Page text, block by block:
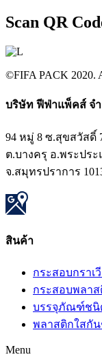
Scan QR
©FIFA PACK 2020.
บริษัท ฟีฟ่าแพ็คส์ จ
94 หมู่ 8 ซ.สุขสวัสดิ์
ต.บางครุ อ.พระประ
จ.สมุทรปราการ
สินค้า​
กระสอบกราเ
กระสอบพลา
บรรจุภัณฑ์ชนิ
พลาสติกใสกั
Menu